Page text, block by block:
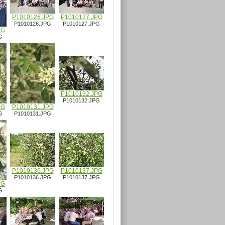
P1010126.JPG
P1010126.JPG
P1010127.JPG
P1010127.JPG
P1010131.JPG
P1010131.JPG
P1010132.JPG
P1010132.JPG
P1010136.JPG
P1010136.JPG
P1010137.JPG
P1010137.JPG